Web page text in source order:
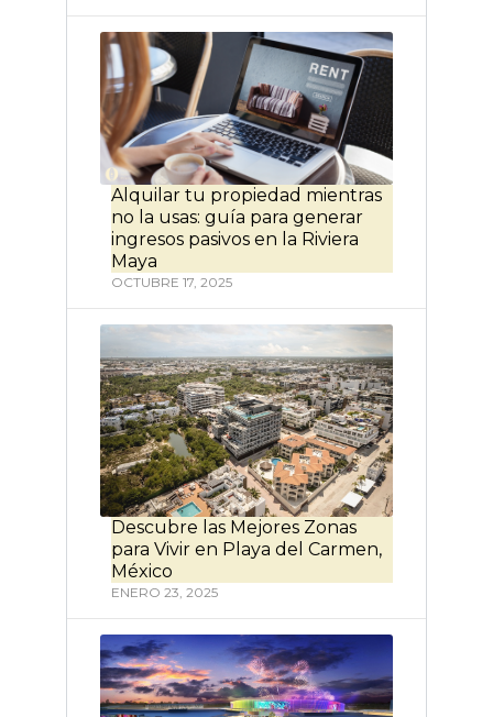
Alquilar tu propiedad mientras
no la usas: guía para generar
ingresos pasivos en la Riviera
Maya
OCTUBRE 17, 2025
Descubre las Mejores Zonas
para Vivir en Playa del Carmen,
México
ENERO 23, 2025